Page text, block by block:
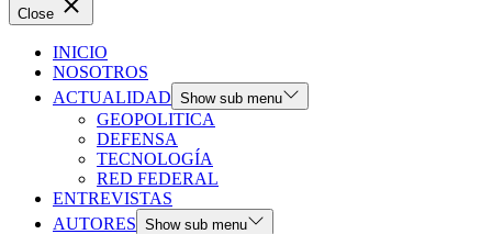
Close
INICIO
NOSOTROS
ACTUALIDAD Show sub menu
GEOPOLITICA
DEFENSA
TECNOLOGÍA
RED FEDERAL
ENTREVISTAS
AUTORES Show sub menu